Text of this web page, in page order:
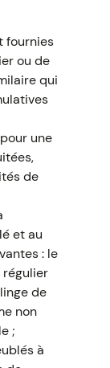
fournies
ou de
qui
une
de
et au
: le
de
non
;
à